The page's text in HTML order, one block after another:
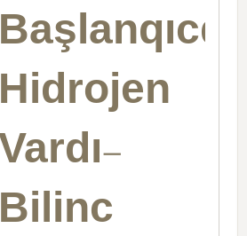
Hidrojen
Vardı-
Bilinc